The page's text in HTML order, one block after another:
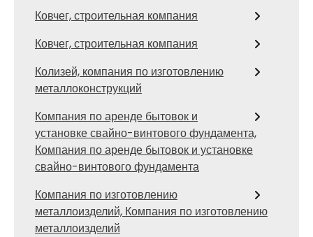
Ковчег, строительная компания
Ковчег, строительная компания
Колизей, компания по изготовлению
металлоконструкций
Компания по аренде бытовок и
установке свайно-винтового фундамента,
Компания по аренде бытовок и установке
свайно-винтового фундамента
Компания по изготовлению
металлоизделий, Компания по изготовлению
металлоизделий